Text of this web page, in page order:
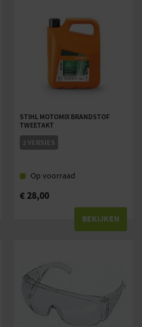
STIHL MOTOMIX BRANDSTOF
TWEETAKT
2 VERSIES
Op voorraad
€28,00
BEKIJKEN